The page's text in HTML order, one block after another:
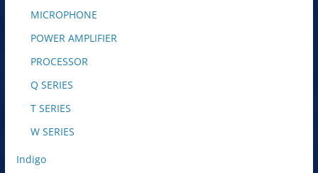
MICROPHONE
POWER AMPLIFIER
PROCESSOR
Q SERIES
T SERIES
W SERIES
Indigo